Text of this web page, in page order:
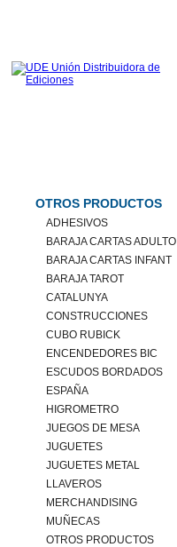
OTROS PRODUCTOS
ADHESIVOS
BARAJA CARTAS ADULTO
BARAJA CARTAS INFANT
BARAJA TAROT
CATALUNYA
CONSTRUCCIONES
CUBO RUBICK
ENCENDEDORES BIC
ESCUDOS BORDADOS
ESPAÑA
HIGROMETRO
JUEGOS DE MESA
JUGUETES
JUGUETES METAL
LLAVEROS
MERCHANDISING
MUÑECAS
OTROS PRODUCTOS